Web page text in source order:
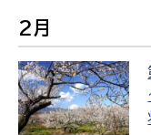
2月